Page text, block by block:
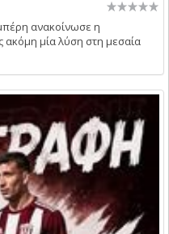
ανακοίνωσε η
μία λύση στη μεσαία